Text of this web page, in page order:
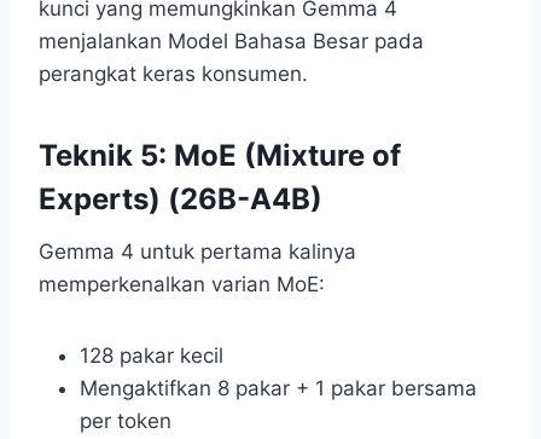
kunci yang memungkinkan Gemma 4
menjalankan Model Bahasa Besar pada
perangkat keras konsumen.
Teknik 5: MoE (Mixture of
Experts) (26B-A4B)
Gemma 4 untuk pertama kalinya
memperkenalkan varian MoE:
128 pakar kecil
Mengaktifkan 8 pakar + 1 pakar bersama
per token